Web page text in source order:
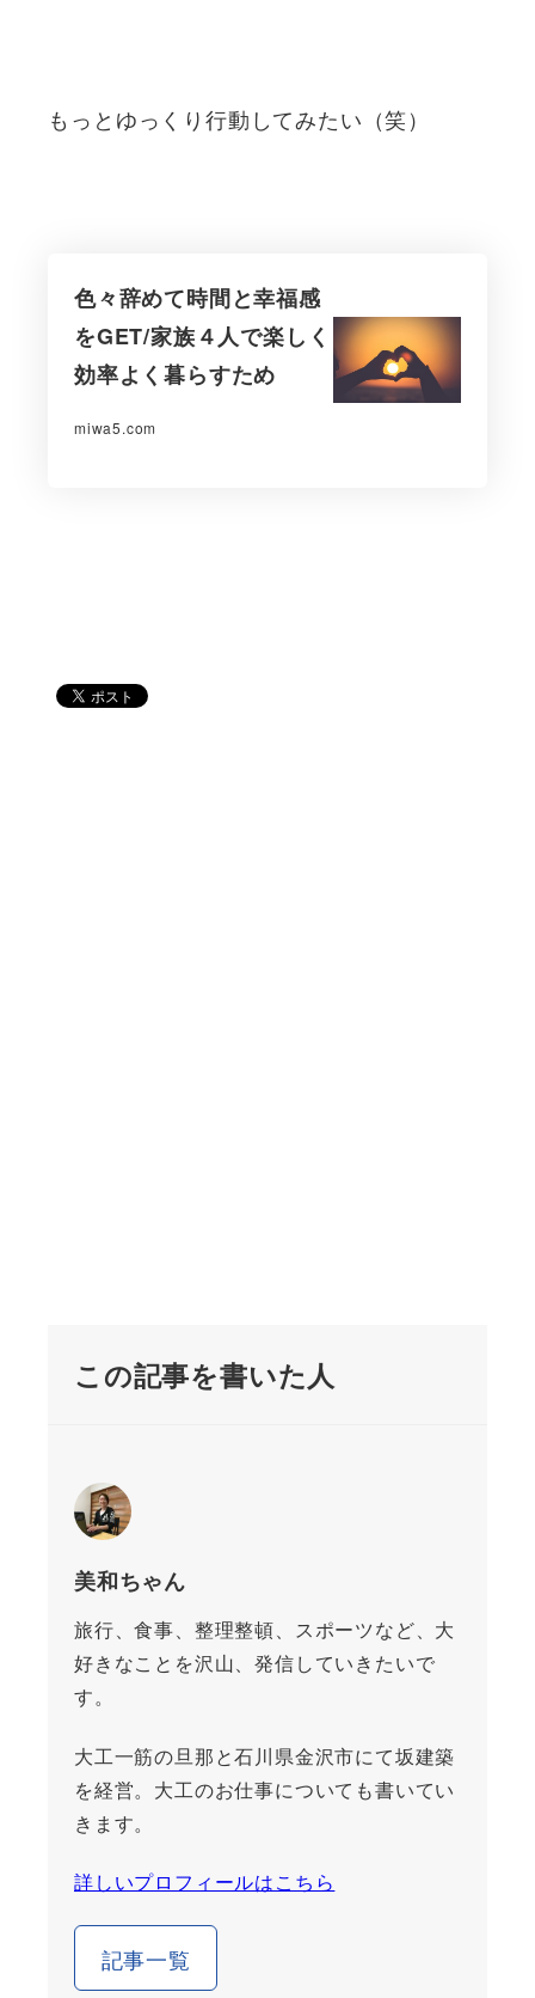
もっとゆっくり行動してみたい（笑）
色々辞めて時間と幸福感
をGET/家族４人で楽しく
効率よく暮らすため
miwa5.com
この記事を書いた人
美和ちゃん
旅行、食事、整理整頓、スポーツなど、大
好きなことを沢山、発信していきたいで
す。
大工一筋の旦那と石川県金沢市にて坂建築
を経営。大工のお仕事についても書いてい
きます。
詳しいプロフィールはこちら
記事一覧